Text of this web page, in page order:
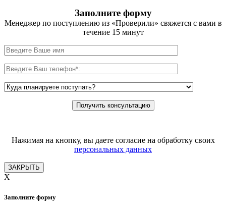
Заполните форму
Менеджер по поступлению из «Проверили» свяжется с вами в
течение 15 минут
Нажимая на кнопку, вы даете согласие на обработку своих
персональных данных
ЗАКРЫТЬ
X
Заполните форму